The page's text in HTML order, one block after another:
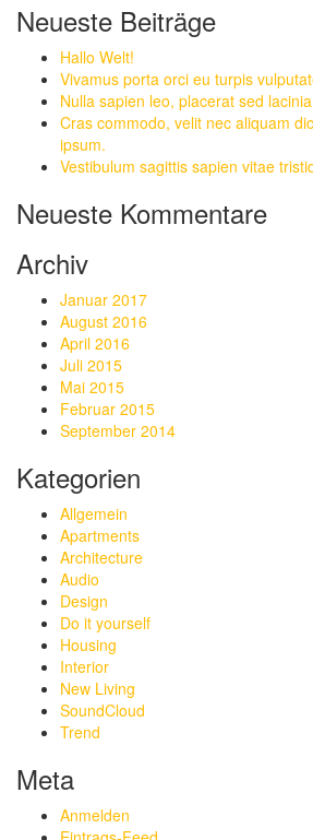
Neueste Beiträge
Hallo Welt!
Vivamus porta orci eu turpis
Nulla sapien leo, placerat sed
Cras commodo, velit nec aliquam
ipsum.
Vestibulum sagittis sapien vitae
Neueste Kommentare
Archiv
Januar 2017
August 2016
April 2016
Juli 2015
Mai 2015
Februar 2015
September 2014
Kategorien
Allgemein
Apartments
Architecture
Audio
Design
Do it yourself
Housing
Interior
New Living
SoundCloud
Trend
Meta
Anmelden